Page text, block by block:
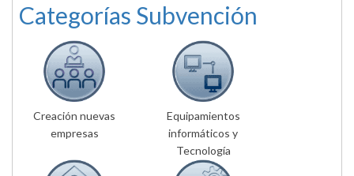
Categorías Subvención
Creación nuevas
empresas
Equipamientos
informáticos y
Tecnología